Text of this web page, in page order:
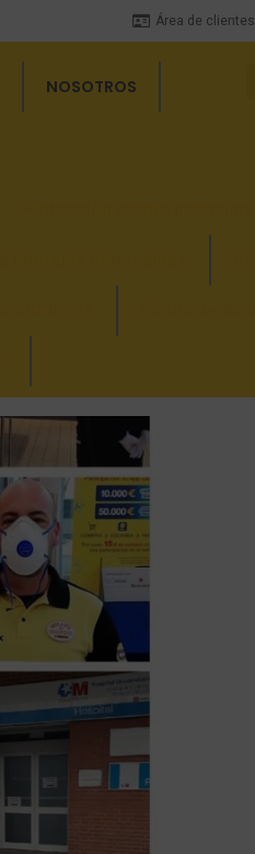
Área de clientes
NOSOTROS